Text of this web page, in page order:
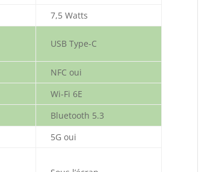
7,5 Watts
USB Type-C
NFC oui
Wi-Fi 6E
Bluetooth 5.3
5G oui